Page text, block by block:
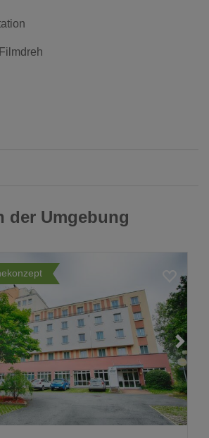
der Umgebung
Loading...